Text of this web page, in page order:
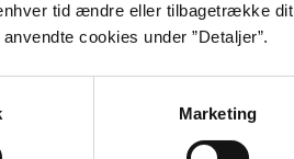
tid ændre eller tilbagetrække dit
cookies under ”Detaljer”.
Marketing